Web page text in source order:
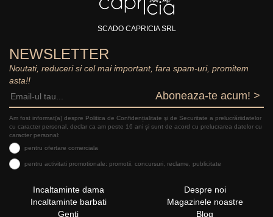
SCADO CAPRICIA SRL
NEWSLETTER
Noutati, reduceri si cel mai important, fara spam-uri, promitem
asta!!
Aboneaza-te acum! >
Am fost informat(a) despre Politica de Confidențialitate şi de Securitate a prelucrăriidatelor
cu caracter personal, declar ca am peste 16 ani și sunt de acord cu prelucrarea datelor cu
caracter personal:
pentru ofertare comerciala
pentru activitati promotionale: promotii, concursuri, reclame, publicitate
Incaltaminte dama
Incaltaminte barbati
Genti
Despre noi
Magazinele noastre
Blog